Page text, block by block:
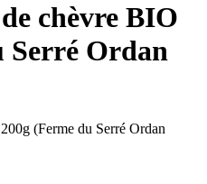
chèvre BIO
Serré Ordan